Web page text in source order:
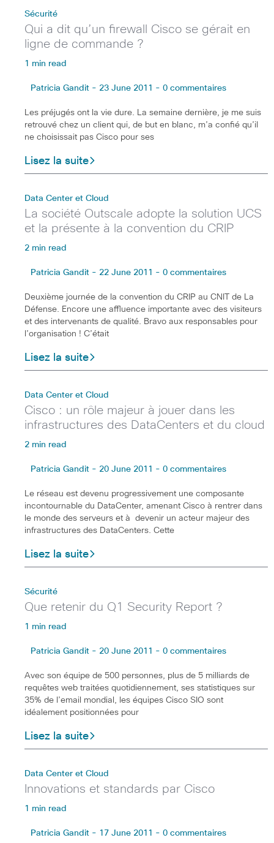
Sécurité
Qui a dit qu’un firewall Cisco se gérait en
ligne de commande ?
1 min read
Patricia Gandit - 23 June 2011 - 0 commentaires
Les préjugés ont la vie dure. La semaine dernière, je me suis
retrouvé chez un client qui, de but en blanc, m’a confié qu’il
ne choisissait pas Cisco pour ses
Lisez la suite
Data Center et Cloud
La société Outscale adopte la solution UCS
et la présente à la convention du CRIP
2 min read
Patricia Gandit - 22 June 2011 - 0 commentaires
Deuxième journée de la convention du CRIP au CNIT de La
Défense. Encore une affluence importante avec des visiteurs
et des intervenants de qualité. Bravo aux responsables pour
l’organisation ! C’était
Lisez la suite
Data Center et Cloud
Cisco : un rôle majeur à jouer dans les
infrastructures des DataCenters et du cloud
2 min read
Patricia Gandit - 20 June 2011 - 0 commentaires
Le réseau est devenu progressivement une composante
incontournable du DataCenter, amenant Cisco à rentrer dans
le monde des serveurs et à devenir un acteur majeur des
infrastructures des DataCenters. Cette
Lisez la suite
Sécurité
Que retenir du Q1 Security Report ?
1 min read
Patricia Gandit - 20 June 2011 - 0 commentaires
Avec son équipe de 500 personnes, plus de 5 milliards de
requêtes web traitées quotidiennement, ses statistiques sur
35% de l’email mondial, les équipes Cisco SIO sont
idéalement positionnées pour
Lisez la suite
Data Center et Cloud
Innovations et standards par Cisco
1 min read
Patricia Gandit - 17 June 2011 - 0 commentaires